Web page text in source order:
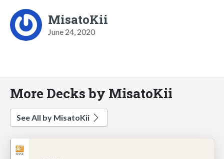
MisatoKii
June 24, 2020
More Decks by MisatoKii
See All by MisatoKii